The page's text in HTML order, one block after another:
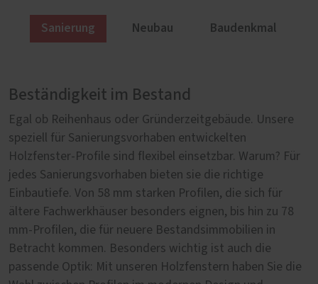
Sanierung Neubau Baudenkmal
Beständigkeit im Bestand
Egal ob Reihenhaus oder Gründerzeitgebäude. Unsere
speziell für Sanierungsvorhaben entwickelten
Holzfenster-Profile sind flexibel einsetzbar. Warum? Für
jedes Sanierungsvorhaben bieten sie die richtige
Einbautiefe. Von 58 mm starken Profilen, die sich für
ältere Fachwerkhäuser besonders eignen, bis hin zu 78
mm-Profilen, die für neuere Bestandsimmobilien in
Betracht kommen. Besonders wichtig ist auch die
passende Optik: Mit unseren Holzfenstern haben Sie die
Holzfenster für den Neubau
Beim Neubau spielen energieeffiziente Bauweisen und
langlebige Materialien eine wichtige Rolle. Unsere
Holzfenster werden aus dem nachwachsenden Rohstoff
Holz gefertigt und können – je nach Ausführung – mit
einer 3-fach-Wärmeschutzverglasung ausgestattet
werden. Dadurch unterstützen sie eine energieeffiziente
Gebäudehülle. Für unsere Fenster empfehlen wir unter
anderem Eucalyptus globulus aus nachverfolgbarer
Forstwirtschaft im Norden Spaniens. Auf Wunsch
Authentisch im Altbau
Mit authentischen Fenstern erstrahlen altehrwürdige
Fassaden wieder im Glanz vergangener Tage. Doch nicht
nur ein originalgetreues Aussehen ist im Fachwerk,
Altbau oder Baudenkmal von besonderer Bedeutung.
Wer im Altbau wohnt, möchte genauso sicher,
energieeffizient und komfortabel leben wie im Neubau.
Unsere altbau- und denkmalgerechten Holzfenster von
PaX Classic vereinen beides: historische Erscheinung für
nahezu jeden Baustil und zeitgemäßen Wohnkomfort.